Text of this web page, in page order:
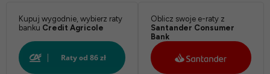
Kupuj wygodnie, wybierz raty
banku Credit Agricole
Oblicz swoje e-raty z
Santander Consumer
Bank